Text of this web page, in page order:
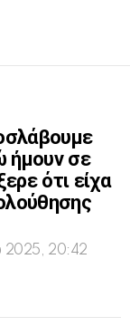
ήμουν σε
ότι είχα
2025, 20:42